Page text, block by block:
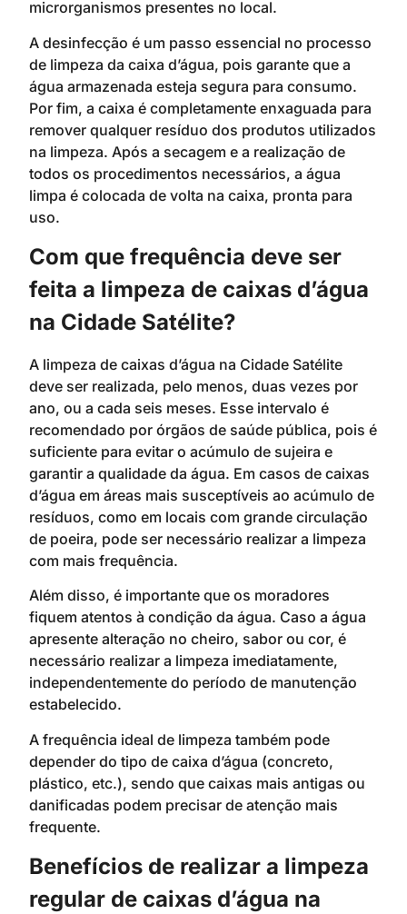
microrganismos presentes no local.
A desinfecção é um passo essencial no processo
de limpeza da caixa d’água, pois garante que a
água armazenada esteja segura para consumo.
Por fim, a caixa é completamente enxaguada para
remover qualquer resíduo dos produtos utilizados
na limpeza. Após a secagem e a realização de
todos os procedimentos necessários, a água
limpa é colocada de volta na caixa, pronta para
uso.
Com que frequência deve ser
feita a limpeza de caixas d’água
na Cidade Satélite?
A limpeza de caixas d’água na Cidade Satélite
deve ser realizada, pelo menos, duas vezes por
ano, ou a cada seis meses. Esse intervalo é
recomendado por órgãos de saúde pública, pois é
suficiente para evitar o acúmulo de sujeira e
garantir a qualidade da água. Em casos de caixas
d’água em áreas mais susceptíveis ao acúmulo de
resíduos, como em locais com grande circulação
de poeira, pode ser necessário realizar a limpeza
com mais frequência.
Além disso, é importante que os moradores
fiquem atentos à condição da água. Caso a água
apresente alteração no cheiro, sabor ou cor, é
necessário realizar a limpeza imediatamente,
independentemente do período de manutenção
estabelecido.
A frequência ideal de limpeza também pode
depender do tipo de caixa d’água (concreto,
plástico, etc.), sendo que caixas mais antigas ou
danificadas podem precisar de atenção mais
frequente.
Benefícios de realizar a limpeza
regular de caixas d’água na